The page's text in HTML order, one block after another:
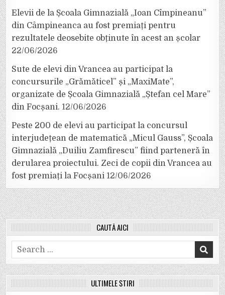
Elevii de la Școala Gimnazială „Ioan Cîmpineanu”
din Câmpineanca au fost premiați pentru
rezultatele deosebite obținute în acest an școlar
22/06/2026
Sute de elevi din Vrancea au participat la
concursurile „Grămăticel” și „MaxiMate”,
organizate de Școala Gimnazială „Ștefan cel Mare”
din Focșani. 12/06/2026
Peste 200 de elevi au participat la concursul
interjudețean de matematică „Micul Gauss”, Școala
Gimnazială „Duiliu Zamfirescu” fiind parteneră în
derularea proiectului. Zeci de copii din Vrancea au
fost premiați la Focșani 12/06/2026
CAUTĂ AICI
Search
for:
ULTIMELE ȘTIRI